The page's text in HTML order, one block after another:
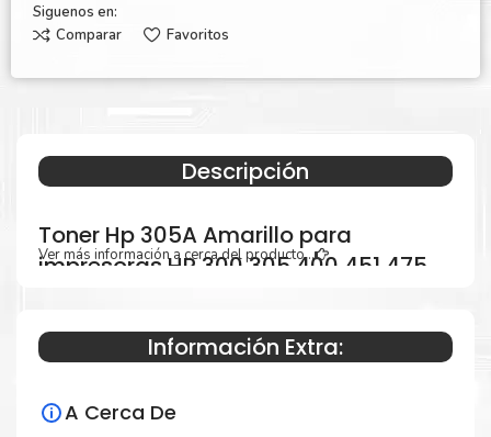
Siguenos en:
Comparar
Favoritos
Descripción
Toner Hp 305A Amarillo para
impresoras HP 300 305 400 451 475
Especificaciones Técnicas
Para impresoras:
Ver más información a cerca del producto...
Información Extra:
A Cerca De